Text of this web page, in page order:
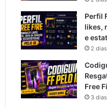
Perfil
likes,
e
2
Free
3